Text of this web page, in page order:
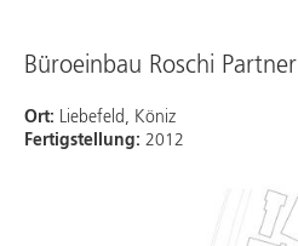
Büroeinbau Roschi Partner
Ort: Liebefeld, Köniz
Fertigstellung: 2012